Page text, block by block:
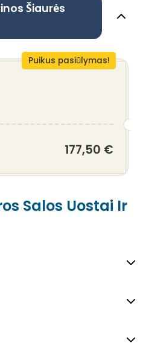
Šiaurės
Puikus pasiūlymas!
177,50 €
Salos Uostai Ir